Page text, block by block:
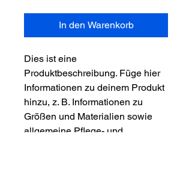
In den Warenkorb
Dies ist eine
Produktbeschreibung. Füge hier
Informationen zu deinem Produkt
hinzu, z. B. Informationen zu
Größen und Materialien sowie
allgemeine Pflege- und